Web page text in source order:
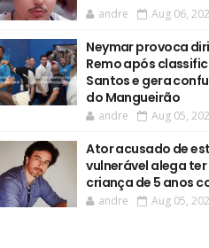
andre Aug 06,
Neymar provoca
Remo após
Santos e gera
do Mangueirão
andre Aug 05,
Ator acusado de
vulnerável alega
criança de 5 anos
andre Aug 05,